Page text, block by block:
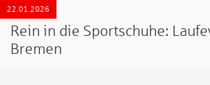
22.01.2026
Rein in die Sportschuhe:
Bremen